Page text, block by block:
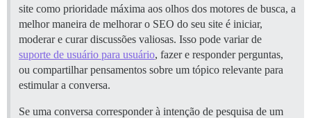
site como prioridade máxima aos olhos dos motores de busca, a
melhor maneira de melhorar o SEO do seu site é iniciar,
moderar e curar discussões valiosas. Isso pode variar de
suporte de usuário para usuário, fazer e responder perguntas,
ou compartilhar pensamentos sobre um tópico relevante para
estimular a conversa.
Se uma conversa corresponder à intenção de pesquisa de um